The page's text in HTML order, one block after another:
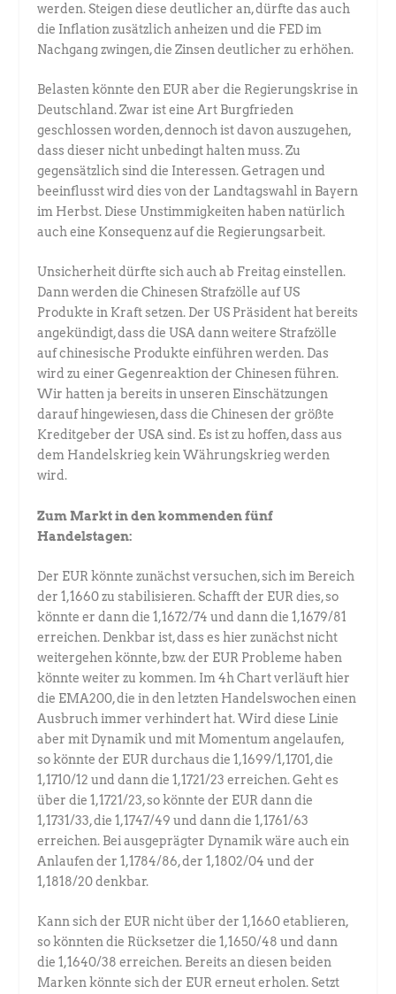
werden. Steigen diese deutlicher an, dürfte das auch
die Inflation zusätzlich anheizen und die FED im
Nachgang zwingen, die Zinsen deutlicher zu erhöhen.
Belasten könnte den EUR aber die Regierungskrise in
Deutschland. Zwar ist eine Art Burgfrieden
geschlossen worden, dennoch ist davon auszugehen,
dass dieser nicht unbedingt halten muss. Zu
gegensätzlich sind die Interessen. Getragen und
beeinflusst wird dies von der Landtagswahl in Bayern
im Herbst. Diese Unstimmigkeiten haben natürlich
auch eine Konsequenz auf die Regierungsarbeit.
Unsicherheit dürfte sich auch ab Freitag einstellen.
Dann werden die Chinesen Strafzölle auf US
Produkte in Kraft setzen. Der US Präsident hat bereits
angekündigt, dass die USA dann weitere Strafzölle
auf chinesische Produkte einführen werden. Das
wird zu einer Gegenreaktion der Chinesen führen.
Wir hatten ja bereits in unseren Einschätzungen
darauf hingewiesen, dass die Chinesen der größte
Kreditgeber der USA sind. Es ist zu hoffen, dass aus
dem Handelskrieg kein Währungskrieg werden
wird.
Zum Markt in den kommenden fünf
Handelstagen:
Der EUR könnte zunächst versuchen, sich im Bereich
der 1,1660 zu stabilisieren. Schafft der EUR dies, so
könnte er dann die 1,1672/74 und dann die 1,1679/81
erreichen. Denkbar ist, dass es hier zunächst nicht
weitergehen könnte, bzw. der EUR Probleme haben
könnte weiter zu kommen. Im 4h Chart verläuft hier
die EMA200, die in den letzten Handelswochen einen
Ausbruch immer verhindert hat. Wird diese Linie
aber mit Dynamik und mit Momentum angelaufen,
so könnte der EUR durchaus die 1,1699/1,1701, die
1,1710/12 und dann die 1,1721/23 erreichen. Geht es
über die 1,1721/23, so könnte der EUR dann die
1,1731/33, die 1,1747/49 und dann die 1,1761/63
erreichen. Bei ausgeprägter Dynamik wäre auch ein
Anlaufen der 1,1784/86, der 1,1802/04 und der
1,1818/20 denkbar.
Kann sich der EUR nicht über der 1,1660 etablieren,
so könnten die Rücksetzer die 1,1650/48 und dann
die 1,1640/38 erreichen. Bereits an diesen beiden
Marken könnte sich der EUR erneut erholen. Setzt